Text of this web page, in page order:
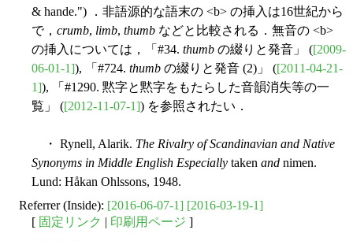
& hande.") ．非語源的な語末の <b> の挿入は16世紀から
で， crumb, limb, thumb などと比較される．無音の <b>
の挿入については，「#34. thumb の綴りと発音」 ([2009-
06-01-1]), 「#724. thumb の綴りと発音 (2)」 ([2011-04-21-
1]), 「#1290. 黙字と黙字をもたらした音韻消失等の一
覧」 ([2012-11-07-1]) を参照されたい．
・ Rynell, Alarik. The Rivalry of Scandinavian and Native
Synonyms in Middle English Especially taken and nimen.
Lund: Håkan Ohlssons, 1948.
Referrer (Inside): [2016-06-07-1] [2016-03-19-1]
[ 固定リンク | 印刷用ページ ]